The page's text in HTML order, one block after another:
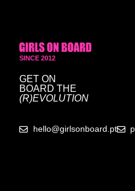
SINCE 2012
GET ON
BOARD THE
(R)EVOLUTION
hello@girlsonboard.pt